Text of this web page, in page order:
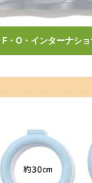
F・O・インターナシ